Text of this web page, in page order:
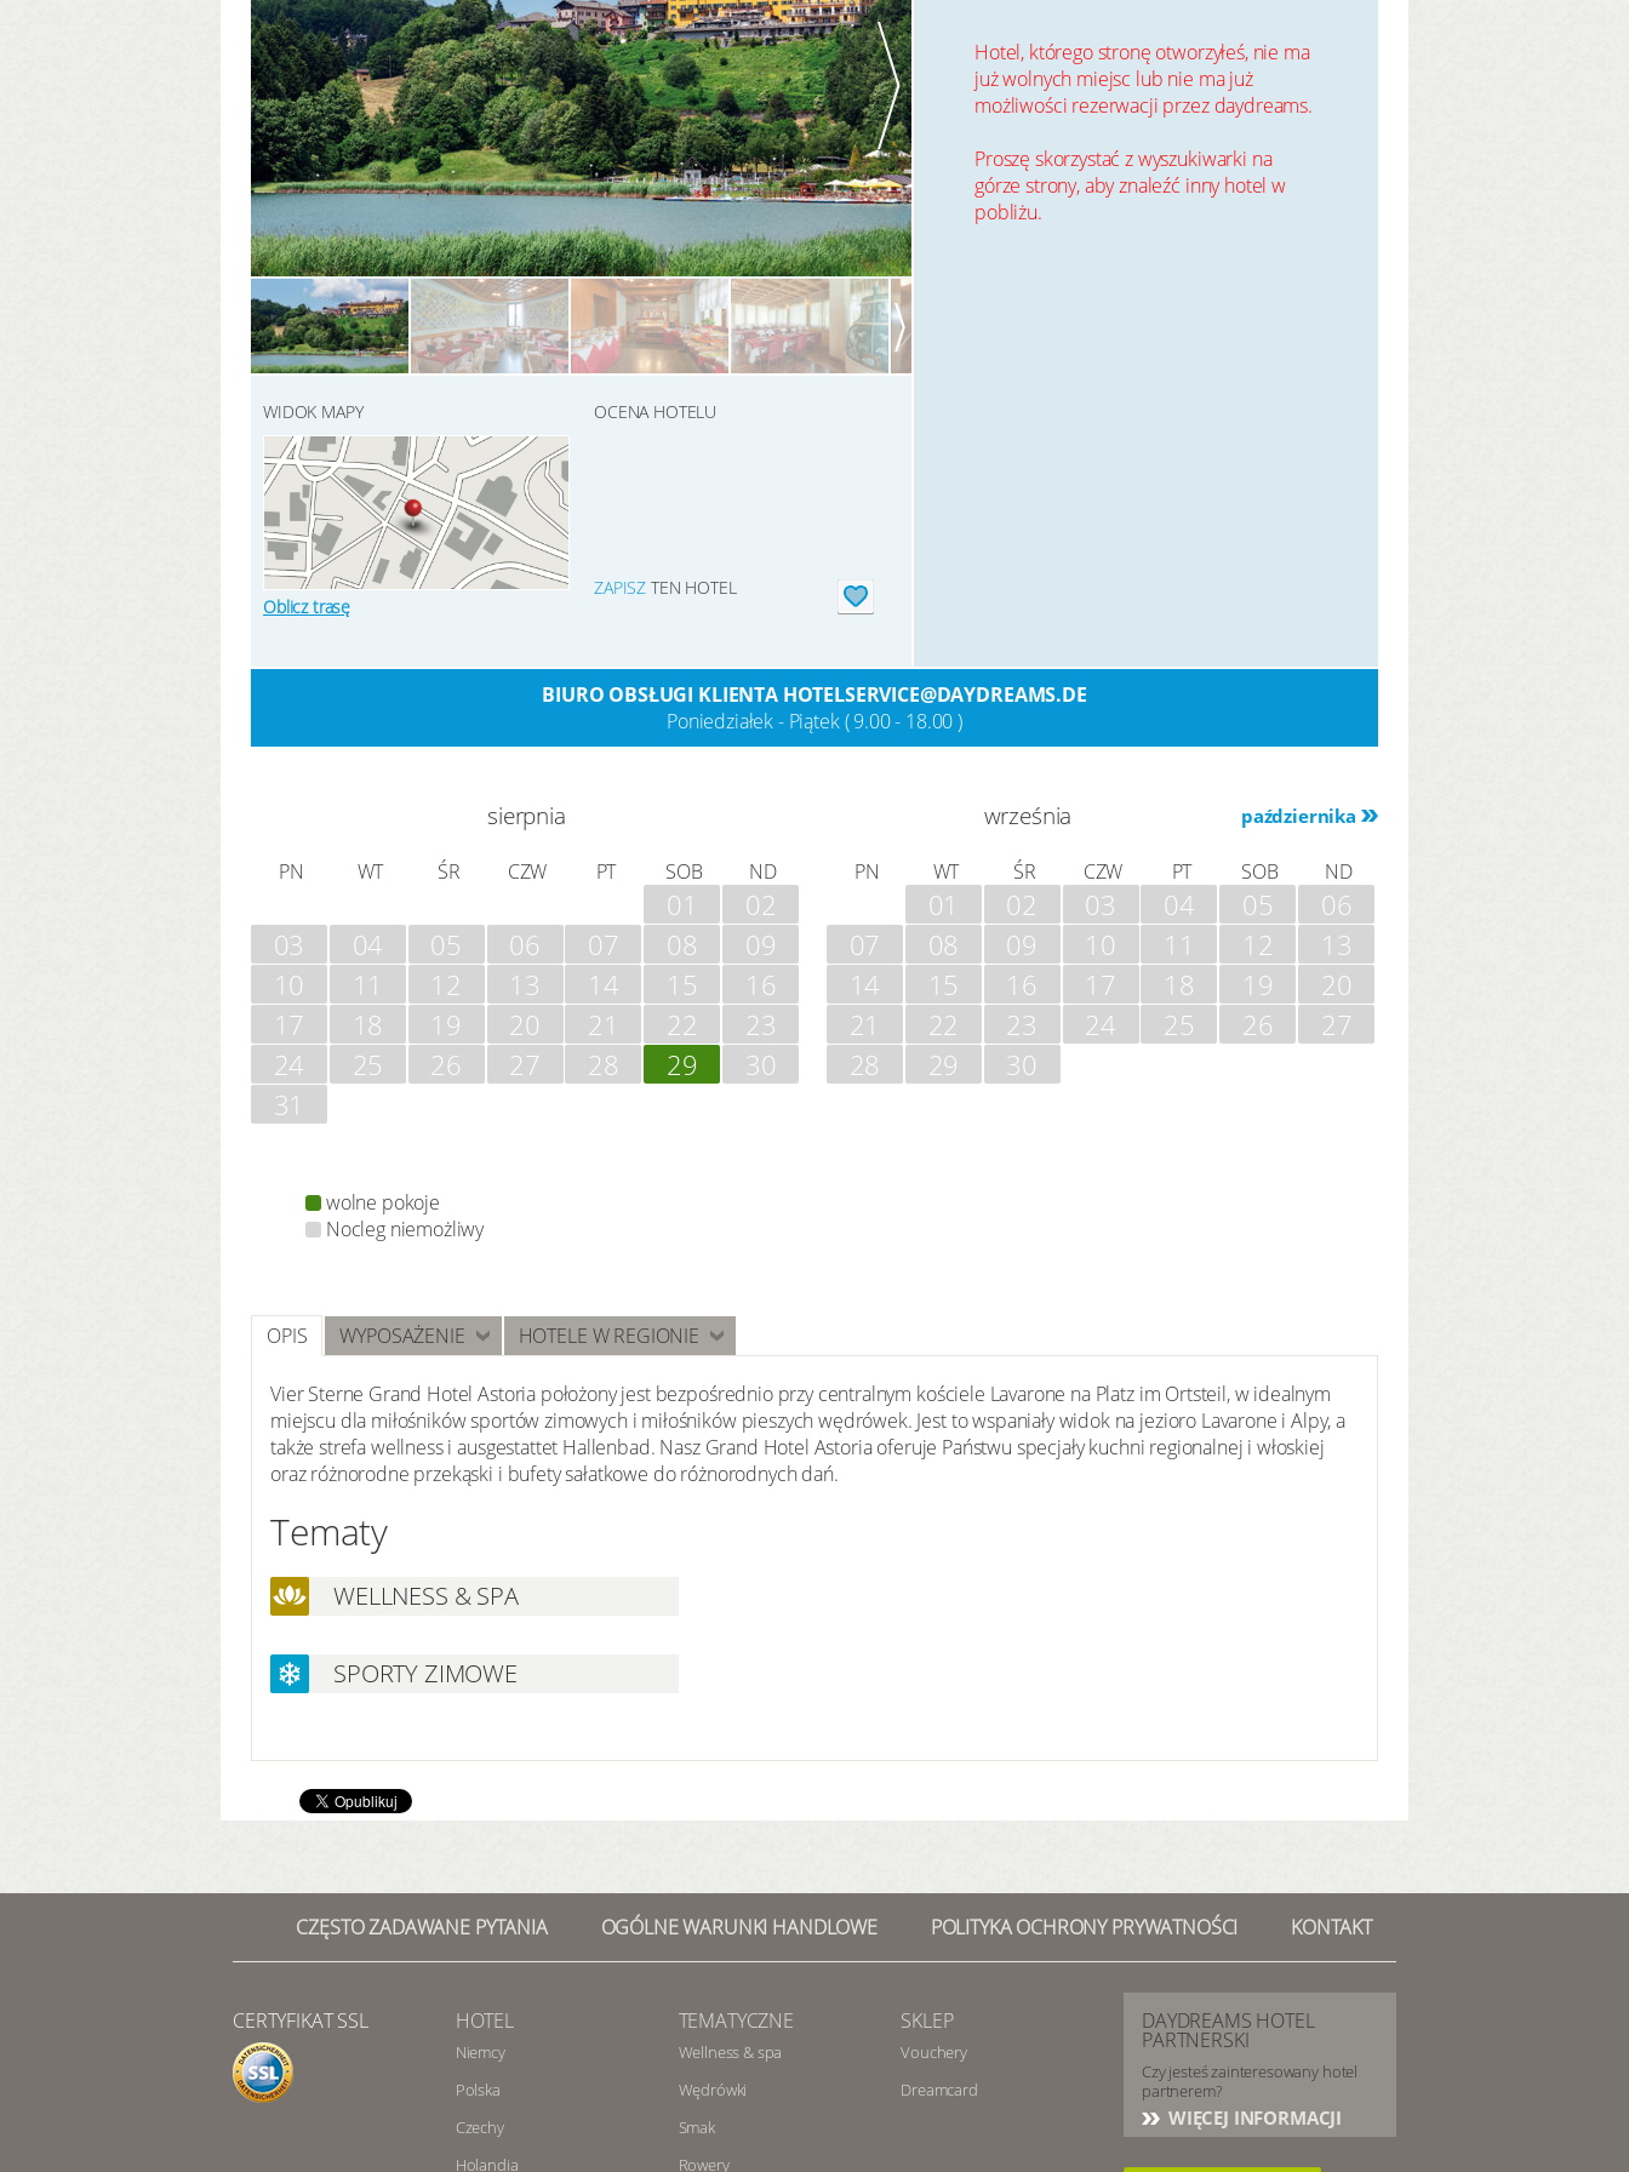
WIDOK MAPY
Oblicz trasę
OCENA HOTELU
ZAPISZ TEN HOTEL
Hotel, którego stronę otworzyłeś, nie ma
już wolnych miejsc lub nie ma już
możliwości rezerwacji przez daydreams.
Proszę skorzystać z wyszukiwarki na
górze strony, aby znaleźć inny hotel w
pobliżu.
BIURO OBSŁUGI KLIENTA HOTELSERVICE@DAYDREAMS.DE
Poniedziałek - Piątek ( 9.00 - 18.00 )
sierpnia
PN WT ŚR CZW PT SOB ND
01
02
03
04 05 06 07 08
09
10
11 12 13 14 15
16
17
18 19 20 21 22
23
24
25 26 27 28 29
30
31
października
września
PN WT ŚR CZW PT SOB ND
01 02 03 04 05
06
07
08 09 10 11 12
13
14
15 16 17 18 19
20
21
22 23 24 25 26
27
28
29 30
wolne pokoje
Nocleg niemożliwy
OPIS WYPOSAŻENIE HOTELE W REGIONIE
Vier Sterne Grand Hotel Astoria położony jest bezpośrednio przy centralnym kościele Lavarone na Platz im Ortsteil, w idealnym
miejscu dla miłośników sportów zimowych i miłośników pieszych wędrówek. Jest to wspaniały widok na jezioro Lavarone i Alpy, a
także strefa wellness i ausgestattet Hallenbad. Nasz Grand Hotel Astoria oferuje Państwu specjały kuchni regionalnej i włoskiej
oraz różnorodne przekąski i bufety sałatkowe do różnorodnych dań.
Tematy
WELLNESS & SPA
SPORTY ZIMOWE
CZĘSTO ZADAWANE PYTANIA OGÓLNE WARUNKI HANDLOWE POLITYKA OCHRONY PRYWATNOŚCI KONTAKT
CERTYFIKAT SSL HOTEL
Niemcy
Polska
Czechy
Holandia
TEMATYCZNE
Wellness & spa
Wędrówki
Smak
Rowery
SKLEP
Vouchery
Dreamcard
DAYDREAMS HOTEL
PARTNERSKI
Czy jesteś zainteresowany hotel
partnerem?
WIĘCEJ INFORMACJI